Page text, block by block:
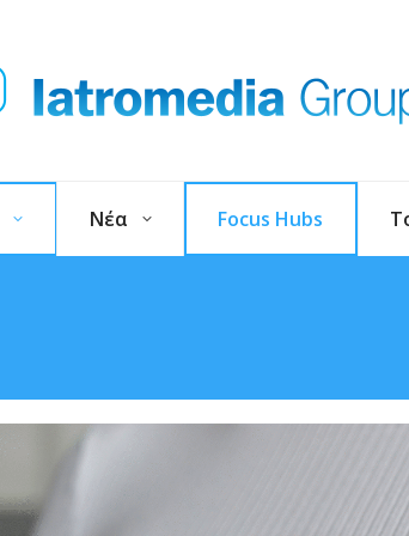
Νέα Focus Hubs